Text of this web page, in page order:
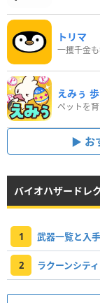
トリマ
一攫千金
えみぅ
お
バイオハザードレ
1 武器一覧と入
2 ラクーンシテ